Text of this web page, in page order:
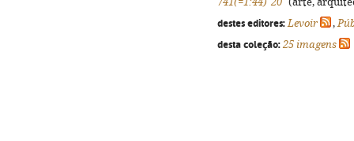
destes editores: Levoir ,
desta coleção: 25 imagens